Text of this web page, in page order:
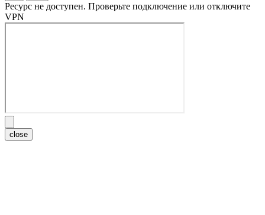
Ресурс не доступен. Проверьте подключение или отключите
VPN
close